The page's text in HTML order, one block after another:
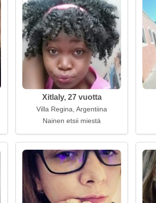
Xitlaly, 27 vuotta
Villa Regina, Argentiina
Nainen etsii miestä